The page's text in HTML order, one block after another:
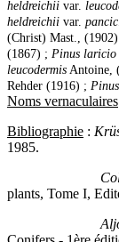
heldreichii var.
heldreichii var.
(Christ) Mast.,
(1867) ; Pinus laricio
leucodermis Antoine,
Rehder (1916) ;
Noms vernaculaires
Bibliographie :
1985.
plants, Tome I,